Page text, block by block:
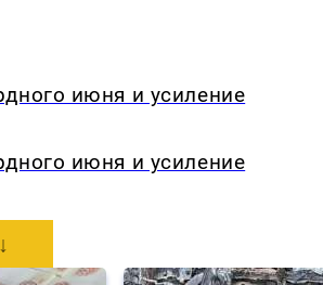
июня и усиление
июня и усиление